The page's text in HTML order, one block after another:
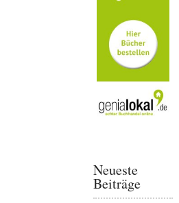
Neueste
Beiträge